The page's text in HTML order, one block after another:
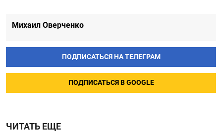
Михаил Оверченко
ПОДПИСАТЬСЯ НА ТЕЛЕГРАМ
ПОДПИСАТЬСЯ В GOOGLE
ЧИТАТЬ ЕЩЕ